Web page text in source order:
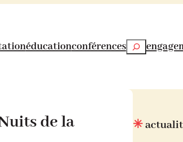
éducationconférencesRechercher
de la
✳